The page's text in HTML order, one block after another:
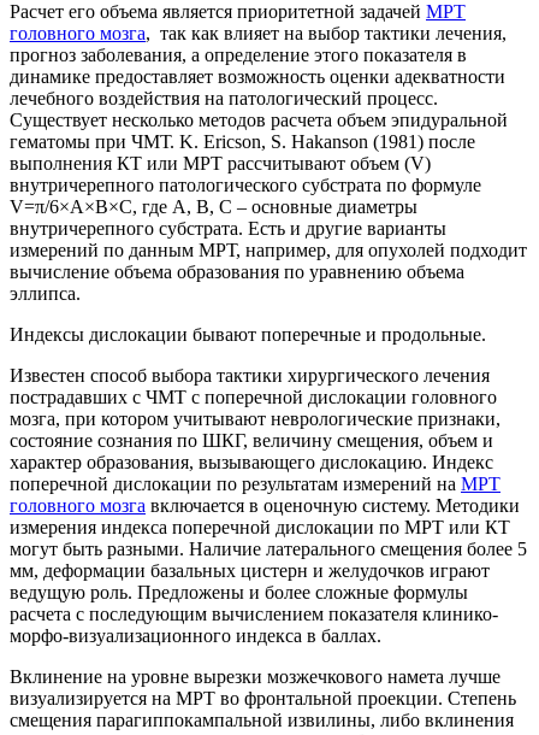
Расчет его объема является приоритетной задачей МРТ
головного мозга, так как влияет на выбор тактики лечения,
прогноз заболевания, а определение этого показателя в
динамике предоставляет возможность оценки адекватности
лечебного воздействия на патологический процесс.
Существует несколько методов расчета объем эпидуральной
гематомы при ЧМТ. K. Ericson, S. Hakanson (1981) после
выполнения КТ или МРТ рассчитывают объем (V)
внутричерепного патологического субстрата по формуле
V=π/6×А×В×С, где А, В, С – основные диаметры
внутричерепного субстрата. Есть и другие варианты
измерений по данным МРТ, например, для опухолей подходит
вычисление объема образования по уравнению объема
эллипса.
Индексы дислокации бывают поперечные и продольные.
Известен способ выбора тактики хирургического лечения
пострадавших с ЧМТ с поперечной дислокации головного
мозга, при котором учитывают неврологические признаки,
состояние сознания по ШКГ, величину смещения, объем и
характер образования, вызывающего дислокацию. Индекс
поперечной дислокации по результатам измерений на МРТ
головного мозга включается в оценочную систему. Методики
измерения индекса поперечной дислокации по МРТ или КТ
могут быть разными. Наличие латерального смещения более 5
мм, деформации базальных цистерн и желудочков играют
ведущую роль. Предложены и более сложные формулы
расчета с последующим вычислением показателя клинико-
морфо-визуализационного индекса в баллах.
Вклинение на уровне вырезки мозжечкового намета лучше
визуализируется на МРТ во фронтальной проекции. Степень
смещения парагиппокампальной извилины, либо вклинения